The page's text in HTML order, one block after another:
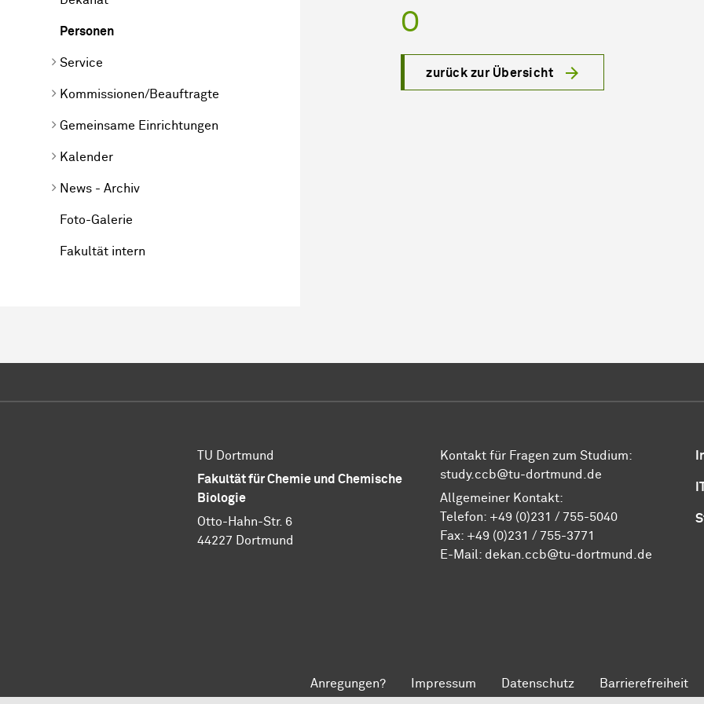
Personen
Service
Kommissionen/Beauftragte
Gemeinsame Einrichtungen
Kalender
News - Archiv
Foto-Galerie
Fakultät intern
O
zurück zur Übersicht
TU Dortmund
Fakultät für Chemie und Chemische
Biologie
Otto-Hahn-Str. 6
44227 Dortmund
Kontakt für Fragen zum Studium:
study.ccb@tu-dortmund.de
Allgemeiner Kontakt:
Telefon: +49 (0)231 / 755-5040
Fax: +49 (0)231 / 755-3771
E-Mail: dekan.ccb@tu-dortmund.de
Anregungen? Impressum Datenschutz Barrierefreiheit